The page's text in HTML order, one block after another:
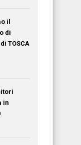
il
di
TOSCA
in